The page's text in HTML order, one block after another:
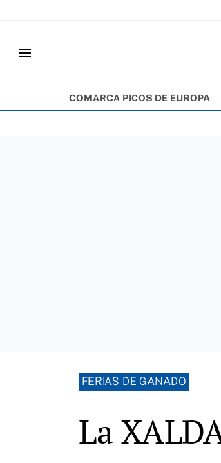
menu
COMARCA PICOS DE EUROPA
FERIAS DE GANADO
La